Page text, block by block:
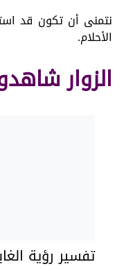
نتمنى أن تكون قد
الأحلام.
الزوار
تفسير رؤية